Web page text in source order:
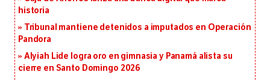
historia
Tribunal mantiene detenidos a imputados en Operación
Pandora
Alyiah Lide logra oro en gimnasia y Panamá alista su
cierre en Santo Domingo 2026